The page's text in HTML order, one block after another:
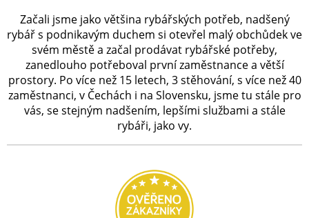
Začali jsme jako většina rybářských potřeb, nadšený
rybář s podnikavým duchem si otevřel malý obchůdek ve
svém městě a začal prodávat rybářské potřeby,
zanedlouho potřeboval první zaměstnance a větší
prostory. Po více než 15 letech, 3 stěhování, s více než 40
zaměstnanci, v Čechách i na Slovensku, jsme tu stále pro
vás, se stejným nadšením, lepšími službami a stále
rybáři, jako vy.